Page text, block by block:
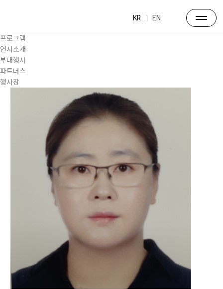
KR EN
프로그램
연사소개
부대행사
파트너스
행사장